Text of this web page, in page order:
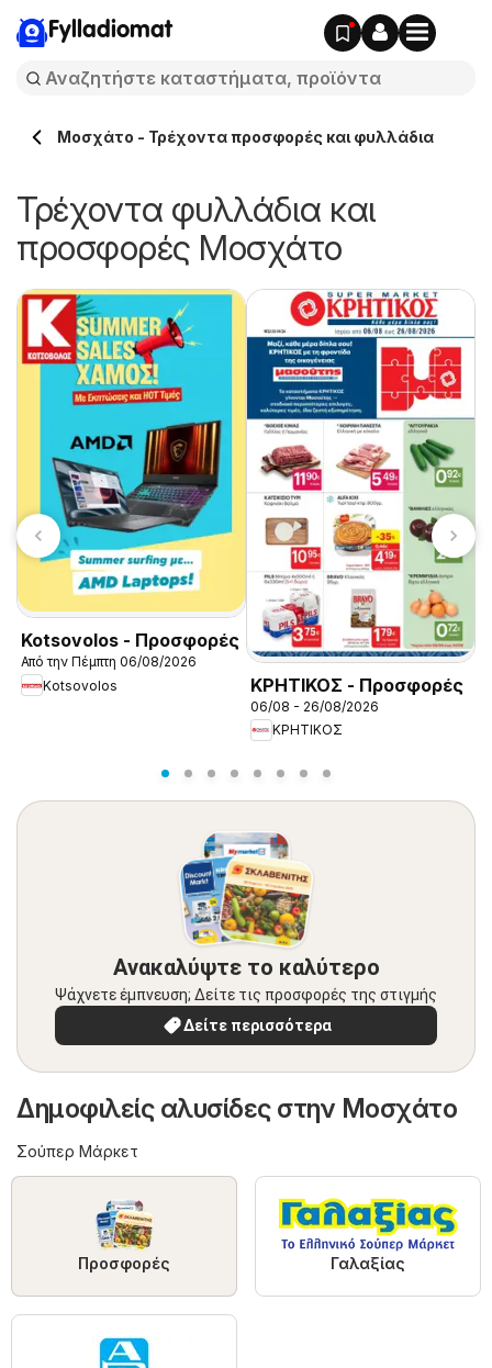
Fylladiomat
Μοσχάτο - Τρέχοντα προσφορές και φυλλάδια
Τρέχοντα φυλλάδια και
προσφορές Μοσχάτο
Kotsovolos - Προσφορές
Από την Πέμπτη 06/08/2026
Kotsovolos
ΚΡΗΤΙΚΟΣ - Προσφορές
06/08 - 26/08/2026
ΚΡΗΤΙΚΟΣ
Ανακαλύψτε το καλύτερο
Ψάχνετε έμπνευση; Δείτε τις προσφορές της στιγμής
Δείτε περισσότερα
Δημοφιλείς αλυσίδες στην Μοσχάτο
Σούπερ Μάρκετ
Προσφορές Γαλαξίας